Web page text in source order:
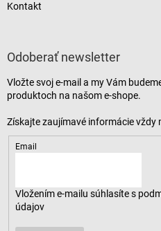
Kontakt
Odoberať newsletter
Vložte svoj e-mail a my Vám
produktoch na našom e-shope.
Email
Vložením e-mailu súhlasíte s
údajov